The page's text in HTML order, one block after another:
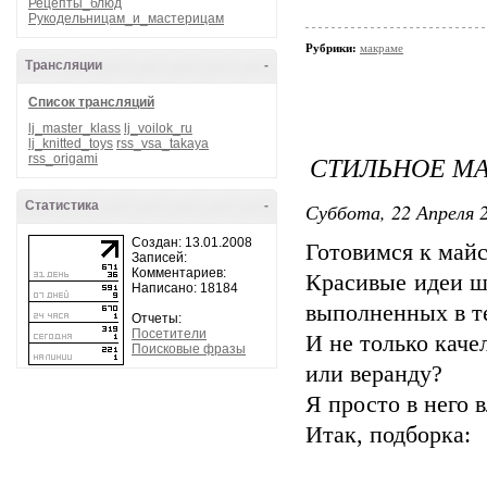
Рецепты_блюд
Рукодельницам_и_мастерицам
-
Трансляции
Список трансляций
lj_master_klass lj_voilok_ru
lj_knitted_toys rss_vsa_takaya
rss_origami
-
Статистика
Создан: 13.01.2008
Записей:
Комментариев:
Написано: 18184
Отчеты:
Посетители
Поисковые фразы
Рубрики: макраме
СТИЛЬНОЕ
Суббота, 22 Апреля
Готовимся к
Красивые идеи
выполненных в
И не только
или веранду?
Я просто в него
Итак, подборка: